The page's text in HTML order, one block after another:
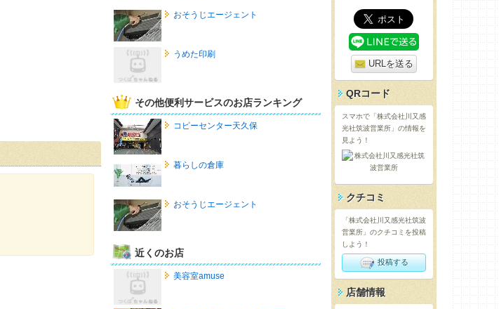
おそうじエージェント
うめた印刷
その他便利サービスのお店ランキング
コピーセンター天久保
暮らしの倉庫
おそうじエージェント
近くのお店
美容室amuse
URLを送る
QRコード
スマホで「株式会社川又感
光社筑波営業所」の情報を
見よう！
クチコミ
「株式会社川又感光社筑波
営業所」のクチコミを投稿
しよう！
投稿する
店舗情報